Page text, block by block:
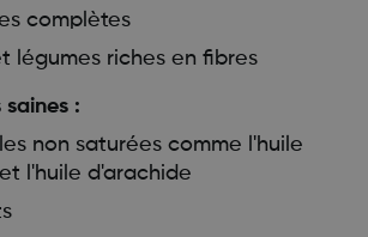
complètes
légumes riches en fibres
saines :
non saturées comme l'huile
l'huile d'arachide